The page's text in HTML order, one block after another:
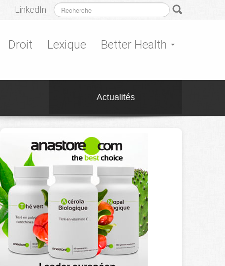
LinkedIn
Droit Lexique Better Health
Actualités